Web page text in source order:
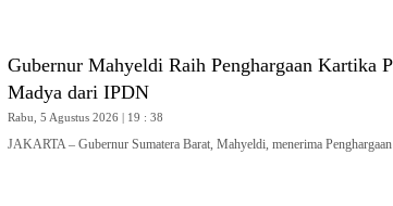
Gubernur Mahyeldi Raih Penghargaan Kartika
Madya dari IPDN
Rabu, 5 Agustus 2026 | 19 : 38
JAKARTA – Gubernur Sumatera Barat, Mahyeldi, menerima